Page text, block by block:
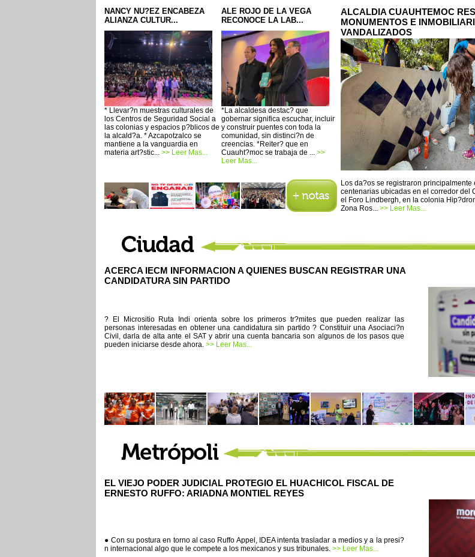
NANCY NU?EZ ENCABEZA
ALIANZA CULTUR...
* Llevar?n muestras culturales de
los Centros de Seguridad Social a
las colonias y espacios p?blicos de
la alcald?a. * Azcapotzalco se
mantiene a la vanguardia en
materia art?stic... >> Leer Mas...
ALE ROJO DE LA VEGA
RECONOCE LA LAB...
*La alcaldesa destac? que
gobernar significa escuchar, incluir
y construir puentes con toda la
comunidad, sin distinci?n de
creencias. *Reiter? que en
Cuauht?moc se trabaja de ... >>
Leer Mas...
ALCALDIA CUAUHTEMOC
MONUMENTOS E
VANDALIZADOS
Los da?os se registraron principalmente
centenarias ubicadas en el corredor del
el Foro Lindbergh, en la colonia
Zona Ros... >> Leer Mas...
ACERCA IECM INFORMACION A QUIENES BUSCAN REGISTRAR UNA
CANDIDATURA SIN PARTIDO
? El Micrositio Ruta Indi orienta sobre los primeros tr?mites que pueden realizar las
personas interesadas en obtener una candidatura sin partido ? Constituir una Asociaci?n
Civil, darla de alta ante el SAT y abrir una cuenta bancaria son algunos de los pasos que
pueden iniciarse desde ahora. >> Leer Mas...
EL VIEJO PODER JUDICIAL PROTEGIO EL HUACHICOL FISCAL DE
ERNESTO RUFFO: ARIADNA MONTIEL REYES
● Con su postura en torno al caso Ruffo Appel, IDEA intenta trasladar a medios y a la presi?
n internacional algo que le compete a los mexicanos y sus tribunales. >> Leer Mas...